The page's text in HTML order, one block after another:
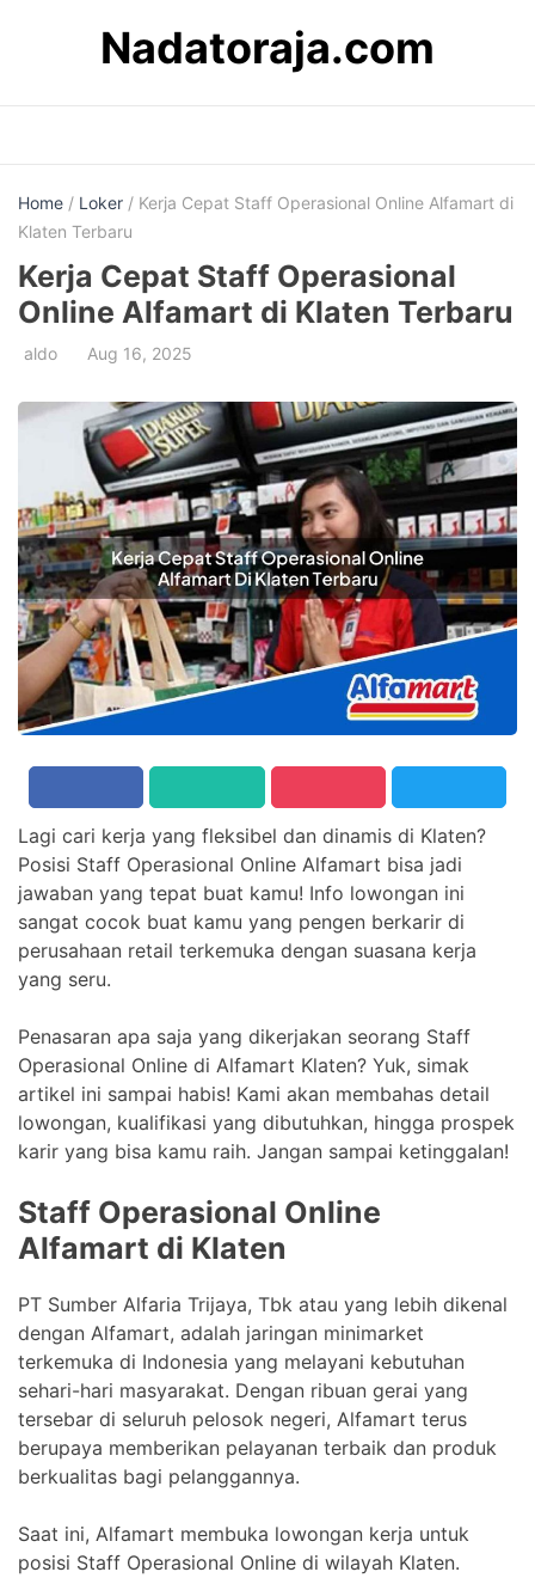
Nadatoraja.com
Home / Loker / Kerja Cepat Staff Operasional Online Alfamart di
Klaten Terbaru
Kerja Cepat Staff Operasional
Online Alfamart di Klaten Terbaru
aldo Aug 16, 2025
Lagi cari kerja yang fleksibel dan dinamis di Klaten?
Posisi Staff Operasional Online Alfamart bisa jadi
jawaban yang tepat buat kamu! Info lowongan ini
sangat cocok buat kamu yang pengen berkarir di
perusahaan retail terkemuka dengan suasana kerja
yang seru.
Penasaran apa saja yang dikerjakan seorang Staff
Operasional Online di Alfamart Klaten? Yuk, simak
artikel ini sampai habis! Kami akan membahas detail
lowongan, kualifikasi yang dibutuhkan, hingga prospek
karir yang bisa kamu raih. Jangan sampai ketinggalan!
Staff Operasional Online
Alfamart di Klaten
PT Sumber Alfaria Trijaya, Tbk atau yang lebih dikenal
dengan Alfamart, adalah jaringan minimarket
terkemuka di Indonesia yang melayani kebutuhan
sehari-hari masyarakat. Dengan ribuan gerai yang
tersebar di seluruh pelosok negeri, Alfamart terus
berupaya memberikan pelayanan terbaik dan produk
berkualitas bagi pelanggannya.
Saat ini, Alfamart membuka lowongan kerja untuk
posisi Staff Operasional Online di wilayah Klaten.